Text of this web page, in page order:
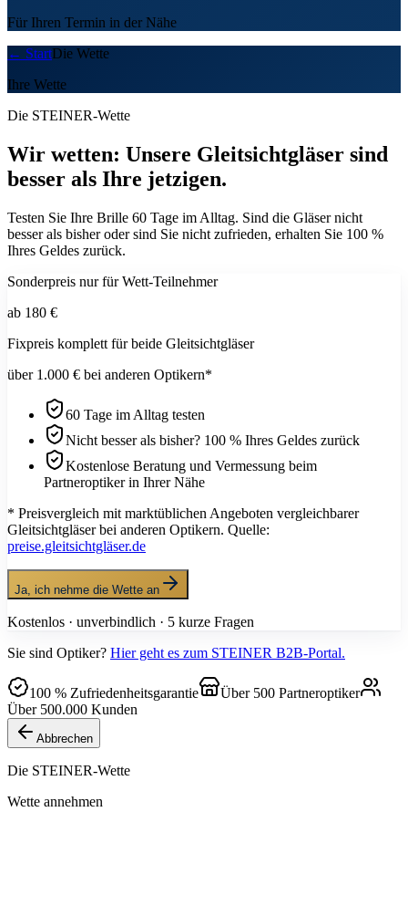
Für Ihren Termin in der Nähe
← StartDie Wette
Ihre Wette
Die STEINER-Wette
Wir wetten: Unsere Gleitsichtgläser sind
besser als Ihre jetzigen.
Testen Sie Ihre Brille 60 Tage im Alltag. Sind die Gläser nicht
besser als bisher oder sind Sie nicht zufrieden, erhalten Sie 100 %
Ihres Geldes zurück.
Sonderpreis nur für Wett-Teilnehmer
ab 180 €
Fixpreis komplett für beide Gleitsichtgläser
über 1.000 € bei anderen Optikern*
60 Tage im Alltag testen
Nicht besser als bisher? 100 % Ihres Geldes zurück
Kostenlose Beratung und Vermessung beim
Partneroptiker in Ihrer Nähe
* Preisvergleich mit marktüblichen Angeboten vergleichbarer
Gleitsichtgläser bei anderen Optikern. Quelle:
preise.gleitsichtgläser.de
Ja, ich nehme die Wette an
Kostenlos · unverbindlich · 5 kurze Fragen
Sie sind Optiker? Hier geht es zum STEINER B2B-Portal.
100 % Zufriedenheitsgarantie
Über 500 Partneroptiker
Über 500.000 Kunden
Abbrechen
Die STEINER-Wette
Wette annehmen